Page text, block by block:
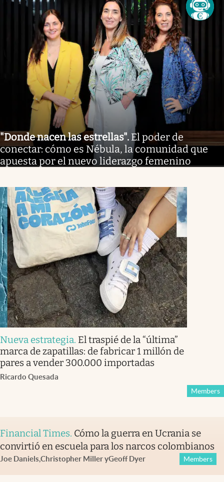
"Donde nacen las estrellas". El poder de
conectar: cómo es Nébula, la comunidad que
apuesta por el nuevo liderazgo femenino
Nueva estrategia. El traspié de la “última”
marca de zapatillas: de fabricar 1 millón de
pares a vender 300.000 importadas
Ricardo Quesada
Members
Financial Times. Cómo la guerra en Ucrania se
convirtió en escuela para los narcos colombianos
Joe Daniels,Christopher MilleryGeoff Dyer Members